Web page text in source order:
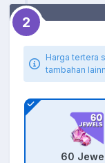
2
Harga tertera
tambahan
60